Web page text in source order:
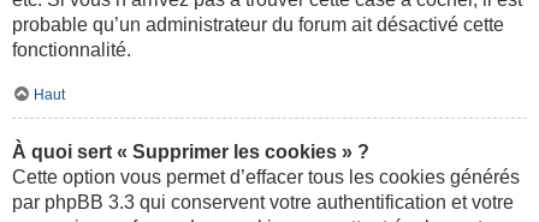
probable qu’un administrateur du forum ait désactivé cette
fonctionnalité.
Haut
À quoi sert « Supprimer les cookies » ?
Cette option vous permet d’effacer tous les cookies générés
par phpBB 3.3 qui conservent votre authentification et votre